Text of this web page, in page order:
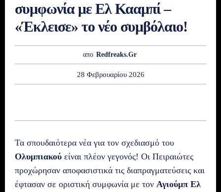
συμφωνία με Ελ Κααμπί –
«Έκλεισε» το νέο συμβόλαιο!
απο Redfreaks.gr
28 Φεβρουαρίου 2026
Τα σπουδαιότερα νέα για τον σχεδιασμό του
Ολυμπιακού είναι πλέον γεγονός! Οι Πειραιώτες
προχώρησαν αποφασιστικά τις διαπραγματεύσεις και
έφτασαν σε οριστική συμφωνία με τον Αγιούμπ Ελ